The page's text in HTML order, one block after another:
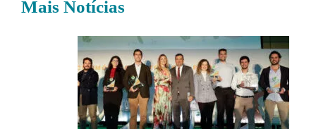
Mais Notícias